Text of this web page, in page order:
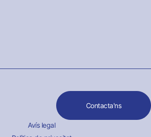
Contacta'ns
Avís legal